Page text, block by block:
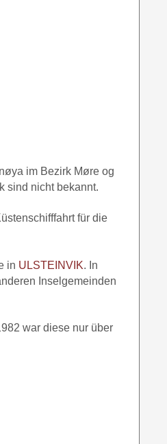
im Bezirk Møre og
sind nicht bekannt.
für die
in ULSTEINVIK. In
Inselgemeinden
war diese nur über